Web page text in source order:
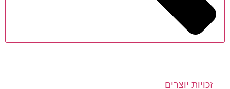
זכויות יוצרים